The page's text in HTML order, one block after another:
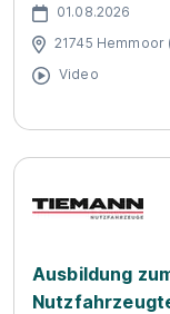
01.08.2026
21745 Hemmoor
Video
Ausbildung